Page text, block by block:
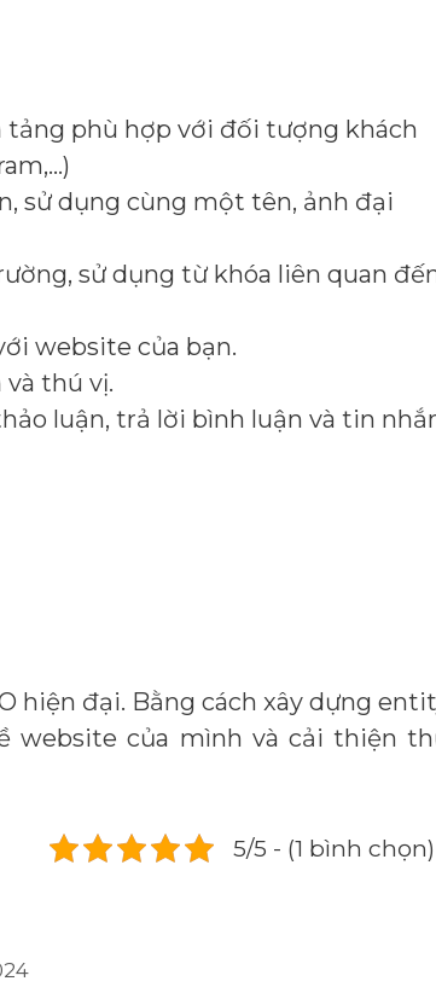
tảng phù hợp với đối tượng khách
sử dụng cùng một tên, ảnh đại
sử dụng từ khóa liên quan
website của bạn.
thú vị.
luận, trả lời bình luận và tin
hiện đại. Bằng cách xây dựng
website của mình và cải thiện
5/5 - (1 bình chọn)